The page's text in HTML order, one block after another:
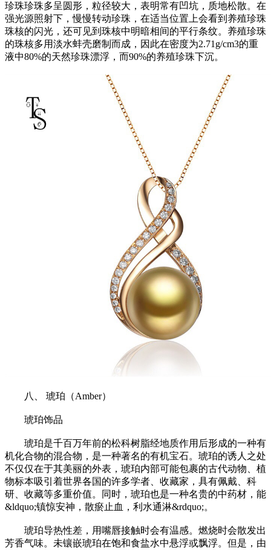
珍珠珍珠多呈圆形，粒径较大，表明常有凹坑，质地松散。在
强光源照射下，慢慢转动珍珠，在适当位置上会看到养殖珍珠
珠核的闪光，还可见到珠核中明暗相间的平行条纹。养殖珍珠
的珠核多用淡水蚌壳磨制而成，因此在密度为2.71g/cm3的重
液中80%的天然珍珠漂浮，而90%的养殖珍珠下沉。
八、 琥珀（Amber）
琥珀饰品
琥珀是千百万年前的松科树脂经地质作用后形成的一种有
机化合物的混合物，是一种著名的有机宝石。琥珀的诱人之处
不仅仅在于其美丽的外表，琥珀内部可能包裹的古代动物、植
物标本吸引着世界各国的许多学者、收藏家，具有佩戴、科
研、收藏等多重价值。同时，琥珀也是一种名贵的中药材，能
&ldquo;镇惊安神，散瘀止血，利水通淋&rdquo;。
琥珀导热性差，用嘴唇接触时会有温感。燃烧时会散发出
芳香气味。未镶嵌琥珀在饱和食盐水中悬浮或飘浮。但是，由